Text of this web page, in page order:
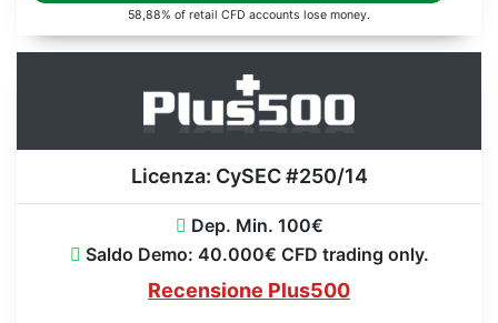
58,88% of retail CFD accounts lose money.
Licenza: CySEC #250/14
Dep. Min. 100€
Saldo Demo: 40.000€ CFD trading only.
Recensione Plus500